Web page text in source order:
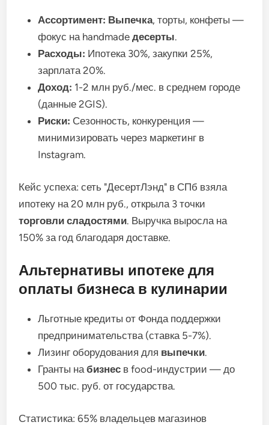
Ассортимент: Выпечка, торты, конфеты —
фокус на handmadeдесерты.
Расходы: Ипотека 30%, закупки 25%,
зарплата 20%.
Доход: 1-2 млн руб./мес. в среднем городе
(данные 2GIS).
Риски: Сезонность, конкуренция —
минимизировать через маркетинг в
Instagram.
Кейс успеха: сеть "ДесертЛэнд" в СПб взяла
ипотеку на 20 млн руб., открыла 3 точки
торговли сладостями. Выручка выросла на
150% за год благодаря доставке.
Альтернативы ипотеке для
оплаты бизнеса в кулинарии
Льготные кредиты от Фонда поддержки
предпринимательства (ставка 5-7%).
Лизинг оборудования для выпечки.
Гранты набизнес в food-индустрии — до
500 тыс. руб. от государства.
Статистика: 65% владельцев магазинов